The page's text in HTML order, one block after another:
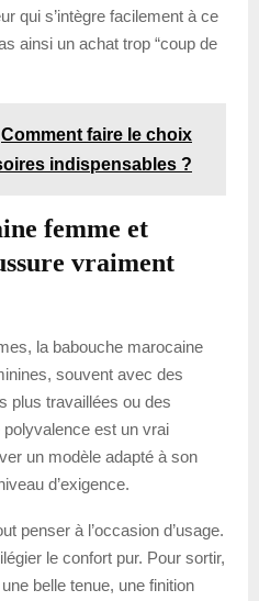
qui s’intègre facilement à ce
ainsi un achat trop “coup de
Comment faire le choix
indispensables ?
femme et
vraiment
la babouche marocaine
souvent avec des
plus travaillées ou des
est un vrai
un modèle adapté à son
d’exigence.
penser à l’occasion d’usage.
le confort pur. Pour sortir,
belle tenue, une finition